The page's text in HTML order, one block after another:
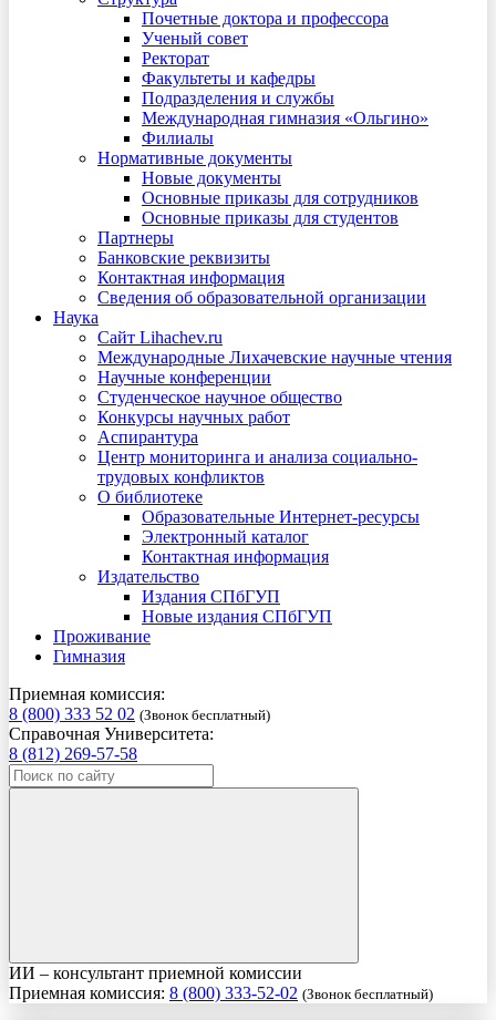
Почетные доктора и профессора
Ученый совет
Ректорат
Факультеты и кафедры
Подразделения и службы
Международная гимназия «Ольгино»
Филиалы
Нормативные документы
Новые документы
Основные приказы для сотрудников
Основные приказы для студентов
Партнеры
Банковские реквизиты
Контактная информация
Сведения об образовательной организации
Наука
Сайт Lihachev.ru
Международные Лихачевские научные чтения
Научные конференции
Студенческое научное общество
Конкурсы научных работ
Аспирантура
Центр мониторинга и анализа социально-
трудовых конфликтов
О библиотеке
Образовательные Интернет-ресурсы
Электронный каталог
Контактная информация
Издательство
Издания СПбГУП
Новые издания СПбГУП
Проживание
Гимназия
Приемная комиссия:
8 (800) 333 52 02 (Звонок бесплатный)
Справочная Университета:
8 (812) 269-57-58
ИИ – консультант приемной комиссии
Приемная комиссия: 8 (800) 333-52-02 (Звонок бесплатный)